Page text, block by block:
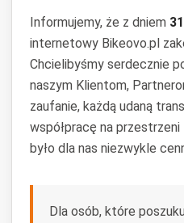
Informujemy, że z dniem
internetowy Bikeovo.pl
Chcielibyśmy serdecznie
naszym Klientom,
zaufanie, każdą udaną
współpracę na
było dla nas niezwykle
Dla osób, które